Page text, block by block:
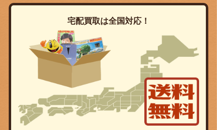
宅配買取は全国対応！